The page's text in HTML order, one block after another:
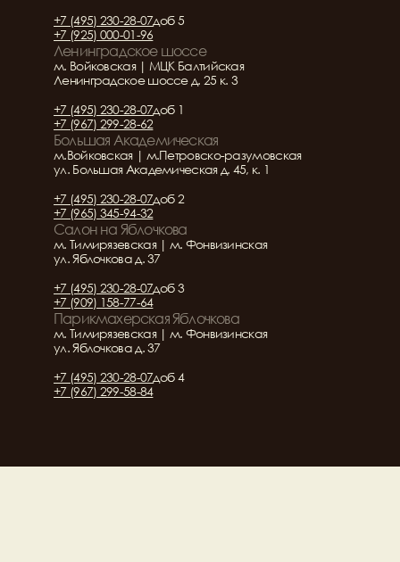
+7 (495) 230-28-07доб 5
+7 (925) 000-01-96
Ленинградское шоссе
м. Войковская | МЦК Балтийская
Ленинградское шоссе д. 25 к. 3
+7 (495) 230-28-07доб 1
+7 (967) 299-28-62
Большая Академическая
м.Войковская | м.Петровско-разумовская
ул. Большая Академическая д. 45, к. 1
+7 (495) 230-28-07доб 2
+7 (965) 345-94-32
Салон на Яблочкова
м. Тимирязевская | м. Фонвизинская
ул. Яблочкова д. 37
+7 (495) 230-28-07доб 3
+7 (909) 158-77-64
Парикмахерская Яблочкова
м. Тимирязевская | м. Фонвизинская
ул. Яблочкова д. 37
+7 (495) 230-28-07доб 4
+7 (967) 299-58-84